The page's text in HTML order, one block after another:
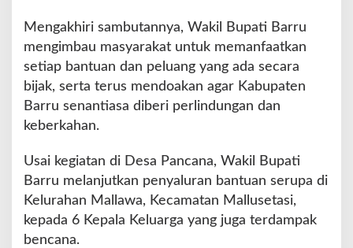
Mengakhiri sambutannya, Wakil Bupati Barru
mengimbau masyarakat untuk memanfaatkan
setiap bantuan dan peluang yang ada secara
bijak, serta terus mendoakan agar Kabupaten
Barru senantiasa diberi perlindungan dan
keberkahan.
Usai kegiatan di Desa Pancana, Wakil Bupati
Barru melanjutkan penyaluran bantuan serupa di
Kelurahan Mallawa, Kecamatan Mallusetasi,
kepada 6 Kepala Keluarga yang juga terdampak
bencana.